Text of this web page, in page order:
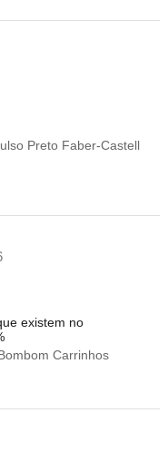
Preto Faber-Castell
existem no
Carrinhos